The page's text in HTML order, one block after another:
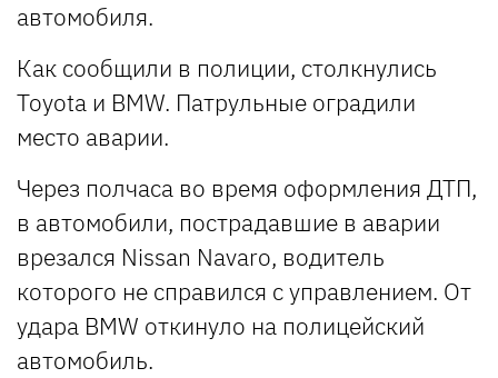
автомобиля.
Как сообщили в полиции, столкнулись
Toyota и BMW. Патрульные оградили
место аварии.
Через полчаса во время оформления ДТП,
в автомобили, пострадавшие в аварии
врезался Nissan Navaro, водитель
которого не справился с управлением. От
удара BMW откинуло на полицейский
автомобиль.